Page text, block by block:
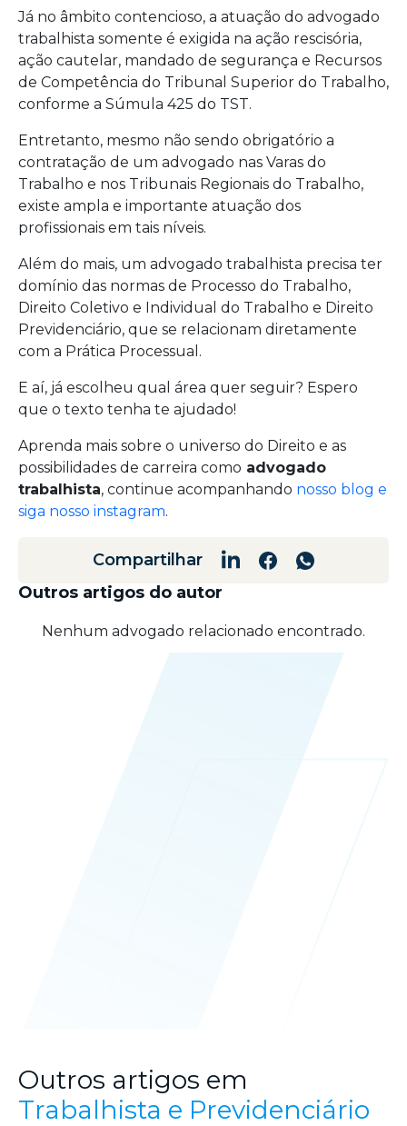
Já no âmbito contencioso, a atuação do advogado
trabalhista somente é exigida na ação rescisória,
ação cautelar, mandado de segurança e Recursos
de Competência do Tribunal Superior do Trabalho,
conforme a Súmula 425 do TST.
Entretanto, mesmo não sendo obrigatório a
contratação de um advogado nas Varas do
Trabalho e nos Tribunais Regionais do Trabalho,
existe ampla e importante atuação dos
profissionais em tais níveis.
Além do mais, um advogado trabalhista precisa ter
domínio das normas de Processo do Trabalho,
Direito Coletivo e Individual do Trabalho e Direito
Previdenciário, que se relacionam diretamente
com a Prática Processual.
E aí, já escolheu qual área quer seguir? Espero
que o texto tenha te ajudado!
Aprenda mais sobre o universo do Direito e as
possibilidades de carreira como advogado
trabalhista, continue acompanhando nosso blog e
siga nosso instagram.
Compartilhar
Outros artigos do autor
Nenhum advogado relacionado encontrado.
Outros artigos em
Trabalhista e Previdenciário